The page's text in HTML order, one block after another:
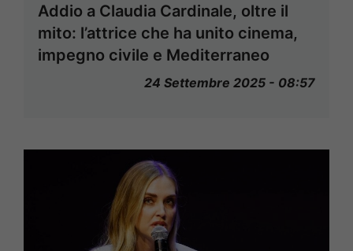
Addio a Claudia Cardinale, oltre il
mito: l’attrice che ha unito cinema,
impegno civile e Mediterraneo
24 Settembre 2025 - 08:57